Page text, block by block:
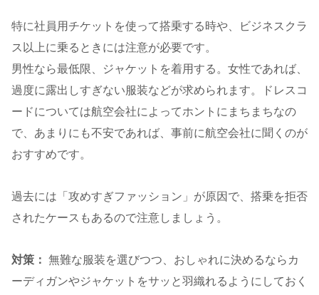
特に社員用チケットを使って搭乗する時や、ビジネスクラ
ス以上に乗るときには注意が必要です。
男性なら最低限、ジャケットを着用する。女性であれば、
過度に露出しすぎない服装などが求められます。ドレスコ
ードについては航空会社によってホントにまちまちなの
で、あまりにも不安であれば、事前に航空会社に聞くのが
おすすめです。
過去には「攻めすぎファッション」が原因で、搭乗を拒否
されたケースもあるので注意しましょう。
対策： 無難な服装を選びつつ、おしゃれに決めるならカ
ーディガンやジャケットをサッと羽織れるようにしておく